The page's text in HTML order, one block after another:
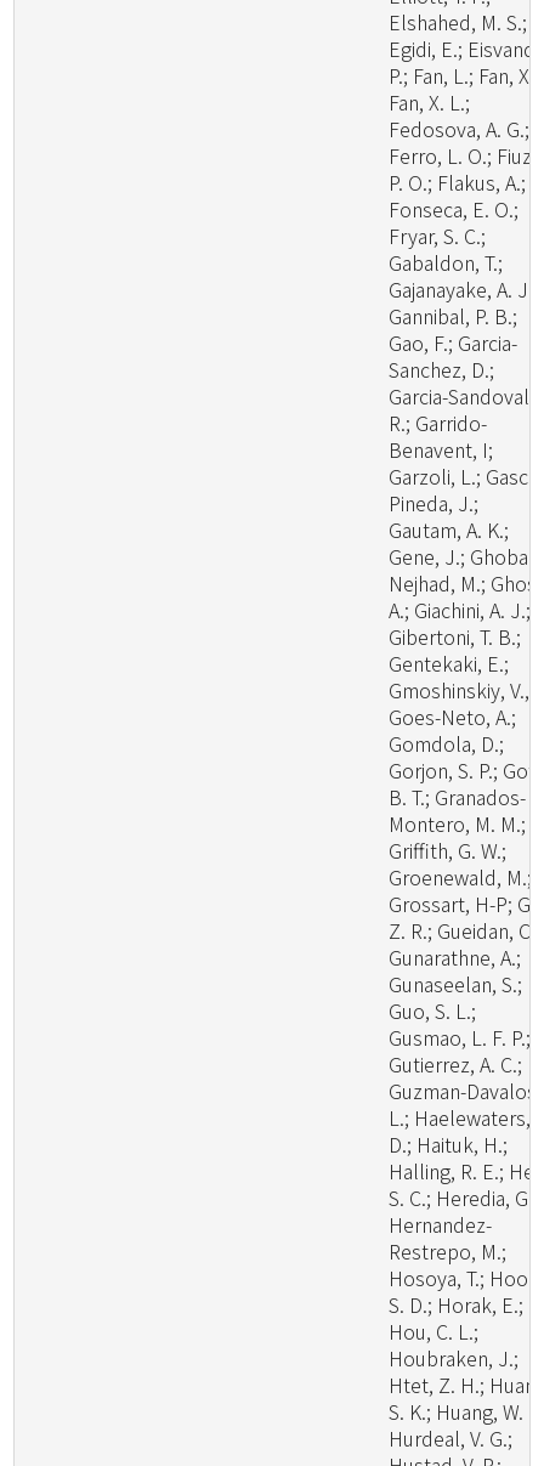
Elshahed, M. S.;
Egidi, E.; Eisvand,
P.; Fan, L.; Fan, X.;
Fan, X. L.;
Fedosova, A. G.;
Ferro, L. O.;
P. O.; Flakus, A.;
Fonseca, E. O.;
Fryar, S. C.;
Gabaldon, T.;
Gajanayake, A. J.;
Gannibal, P. B.;
Gao, F.; Garcia-
Sanchez, D.;
Garcia-Sandoval,
R.; Garrido-
Benavent, I;
Garzoli, L.; Gasca-
Pineda, J.;
Gautam, A. K.;
Gene, J.;
Nejhad, M.;
A.; Giachini, A. J.;
Gibertoni, T. B.;
Gentekaki, E.;
Gmoshinskiy, V.,
Goes-Neto, A.;
Gomdola, D.;
Gorjon, S. P.;
B. T.; Granados-
Montero, M. M.;
Griffith, G. W.;
Groenewald, M.;
Grossart, H-P;
Z. R.; Gueidan, C.;
Gunarathne, A.;
Gunaseelan, S.;
Guo, S. L.;
Gusmao, L. F. P.;
Gutierrez, A. C.;
Guzman-Davalos,
L.; Haelewaters,
D.; Haituk, H.;
Halling, R. E.; He,
S. C.; Heredia, G.;
Hernandez-
Restrepo, M.;
Hosoya, T.; Hoog,
S. D.; Horak, E.;
Hou, C. L.;
Houbraken, J.;
Htet, Z. H.;
S. K.; Huang, W.
Hurdeal, V. G.;